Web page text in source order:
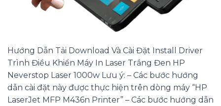
Hướng Dẫn Tải Download Và Cài Đặt Install Driver
Trình Điều Khiển Máy In Laser Trắng Đen HP
Neverstop Laser 1000w Lưu ý: – Các bước hướng
dẫn cài đặt này được thực hiện trên dòng máy “HP
LaserJet MFP M436n Printer” – Các bước hướng dẫn